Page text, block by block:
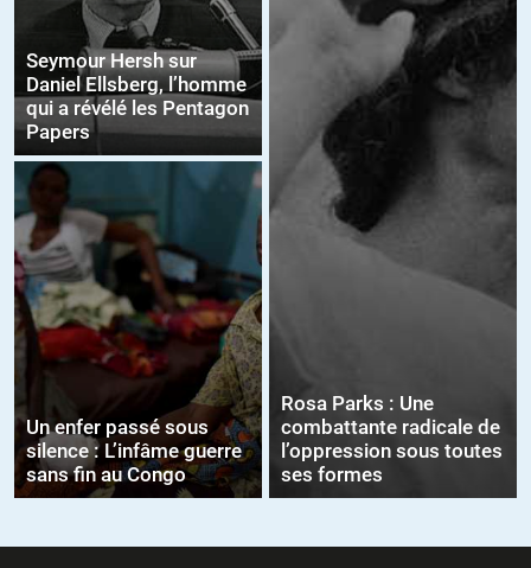
Seymour Hersh sur
Daniel Ellsberg, l’homme
qui a révélé les Pentagon
Papers
Un enfer passé sous
silence : L’infâme guerre
sans fin au Congo
Rosa Parks : Une
combattante radicale de
l’oppression sous toutes
ses formes